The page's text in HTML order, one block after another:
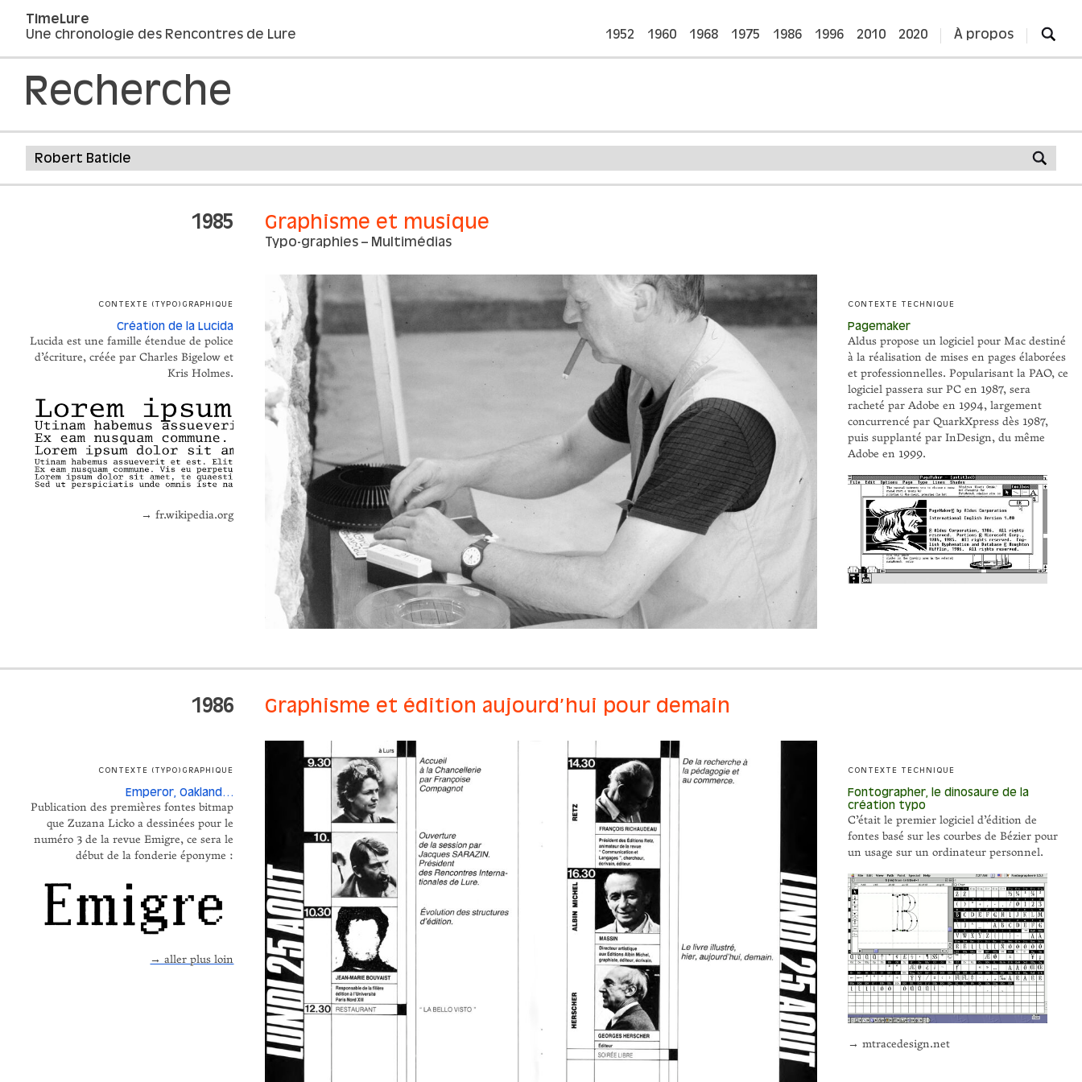
TimeLure
Une chronologie des Rencontres de Lure
1952 1960 1968 1975 1986 1996 2010 2020 À propos
Recherche
1985 Graphisme et musique
Typo-graphies – Multimédias
CONTEXTE TECHNIQUE
Pagemaker
Aldus propose un logiciel pour Mac destiné
à la réalisation de mises en pages élaborées
et professionnelles. Popularisant la PAO, ce
logiciel passera sur PC en 1987, sera
racheté par Adobe en 1994, largement
concurrencé par QuarkXpress dès 1987,
puis supplanté par InDesign, du même
Adobe en 1999.
CONTEXTE (TYPO)GRAPHIQUE
Création de la Lucida
Lucida est une famille étendue de police
d’écriture, créée par Charles Bigelow et
Kris Holmes.
→ fr.wikipedia.org
1986 Graphisme et édition aujourd’hui pour demain
CONTEXTE TECHNIQUE
Fontographer, le dinosaure de la
création typo
C’était le premier logiciel d’édition de
fontes basé sur les courbes de Bézier pour
un usage sur un ordinateur personnel.
→ mtracedesign.net
CONTEXTE (TYPO)GRAPHIQUE
Emperor, Oakland…
Publication des premières fontes bitmap
que Zuzana Licko a dessinées pour le
numéro 3 de la revue Emigre, ce sera le
début de la fonderie éponyme :
→ aller plus loin